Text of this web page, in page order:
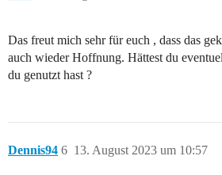
Das freut mich sehr für euch , dass das
auch wieder Hoffnung. Hättest du
du genutzt hast ?
Dennis94 13. August 2023 um 10:57
6